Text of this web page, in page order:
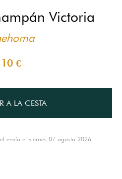
Victoria
10 €
A LA CESTA
envío el viernes 07 agosto 2026